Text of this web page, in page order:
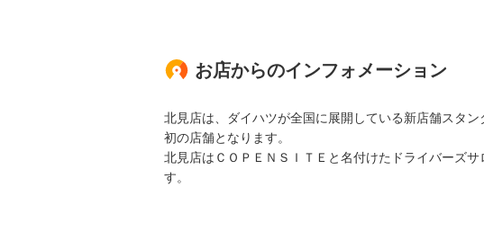
お店からのインフォメーション
北見店は、ダイハツが全国に展開している新店舗スタ
初の店舗となります。
北見店はＣＯＰＥＮＳＩＴＥと名付けたドライバーズ
す。